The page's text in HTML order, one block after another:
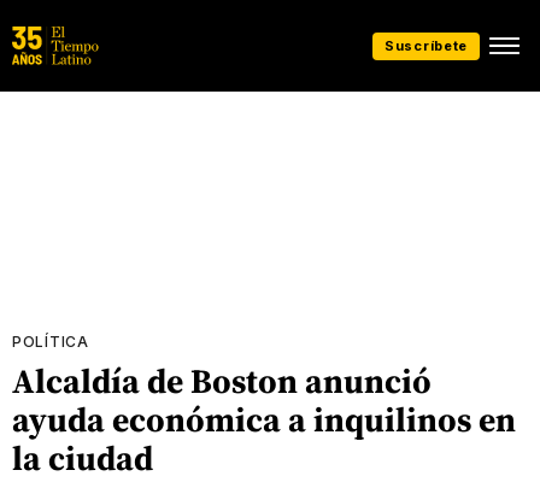
Suscríbete
POLÍTICA
Alcaldía de Boston anunció
ayuda económica a inquilinos en
la ciudad